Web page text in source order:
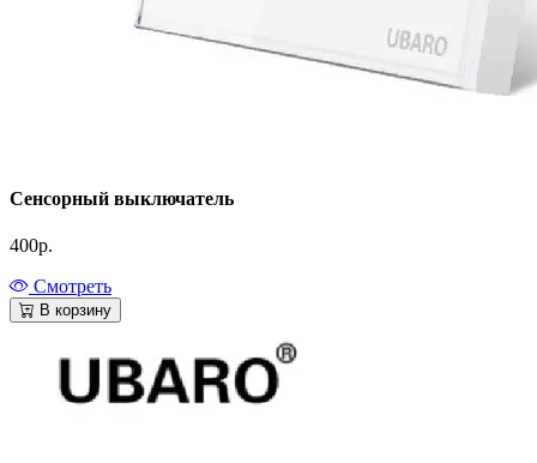
Сенсорный выключатель
400р.
Смотреть
В корзину